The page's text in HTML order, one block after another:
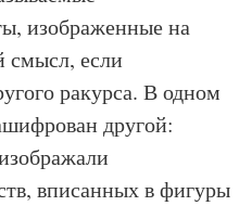
изображенные на
смысл, если
ракурса. В одном
другой:
вписанных в фигуры